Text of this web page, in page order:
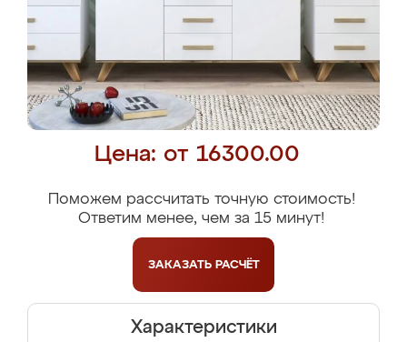
Цена: от 16300.00
Поможем рассчитать точную стоимость!
Ответим менее, чем за 15 минут!
ЗАКАЗАТЬ РАСЧЁТ
Характеристики